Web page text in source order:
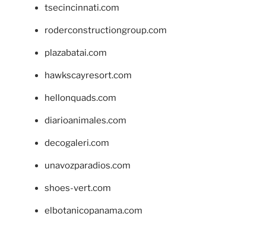
tsecincinnati.com
roderconstructiongroup.com
plazabatai.com
hawkscayresort.com
hellonquads.com
diarioanimales.com
decogaleri.com
unavozparadios.com
shoes-vert.com
elbotanicopanama.com